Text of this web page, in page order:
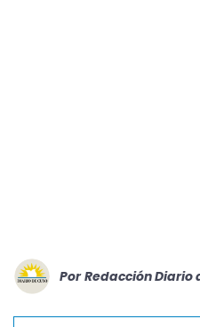
Por Redacción Diario